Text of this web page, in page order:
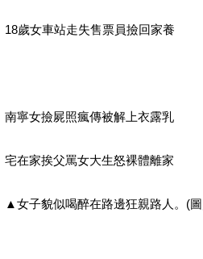
18歲女車站走失售票員撿回家養
南寧女撿屍照瘋傳被解上衣露乳
宅在家挨父罵女大生怒裸體離家
▲女子貌似喝醉在路邊狂親路人。(